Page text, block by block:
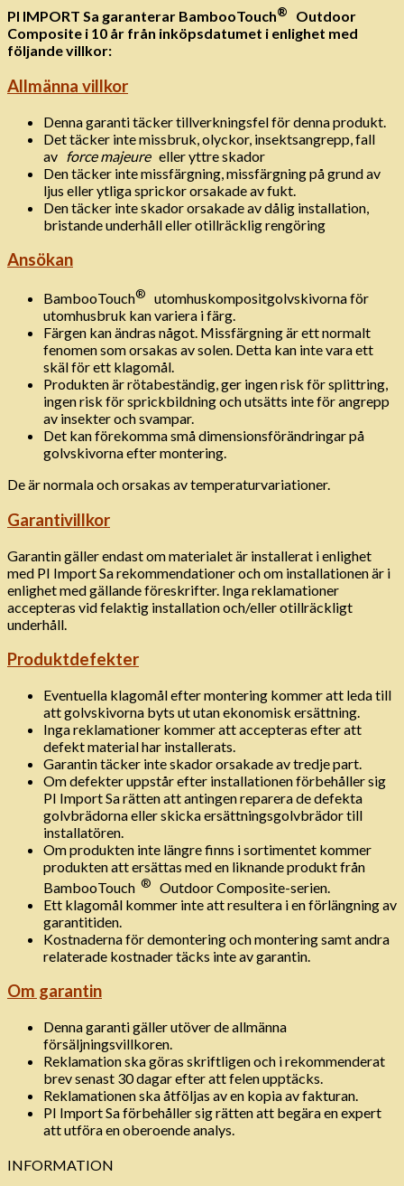
PI IMPORT Sa garanterar BambooTouch®
Outdoor
Composite i 10 år från inköpsdatumet i enlighet med
följande villkor:
Allmänna villkor
Denna garanti täcker tillverkningsfel för denna produkt.
Det täcker inte missbruk, olyckor, insektsangrepp, fall
av force majeure eller yttre skador
Den täcker inte missfärgning, missfärgning på grund av
ljus eller ytliga sprickor orsakade av fukt.
Den täcker inte skador orsakade av dålig installation,
bristande underhåll eller otillräcklig rengöring
Ansökan
BambooTouch®
utomhuskompositgolvskivorna för
utomhusbruk kan variera i färg.
Färgen kan ändras något. Missfärgning är ett normalt
fenomen som orsakas av solen. Detta kan inte vara ett
skäl för ett klagomål.
Produkten är rötabeständig, ger ingen risk för splittring,
ingen risk för sprickbildning och utsätts inte för angrepp
av insekter och svampar.
Det kan förekomma små dimensionsförändringar på
golvskivorna efter montering.
De är normala och orsakas av temperaturvariationer.
Garantivillkor
Garantin gäller endast om materialet är installerat i enlighet
med PI Import Sa rekommendationer och om installationen är i
enlighet med gällande föreskrifter. Inga reklamationer
accepteras vid felaktig installation och/eller otillräckligt
underhåll.
Produktdefekter
Eventuella klagomål efter montering kommer att leda till
att golvskivorna byts ut utan ekonomisk ersättning.
Inga reklamationer kommer att accepteras efter att
defekt material har installerats.
Garantin täcker inte skador orsakade av tredje part.
Om defekter uppstår efter installationen förbehåller sig
PI Import Sa rätten att antingen reparera de defekta
golvbrädorna eller skicka ersättningsgolvbrädor till
installatören.
Om produkten inte längre finns i sortimentet kommer
produkten att ersättas med en liknande produkt från
BambooTouch ®
Outdoor Composite-serien.
Ett klagomål kommer inte att resultera i en förlängning av
garantitiden.
Kostnaderna för demontering och montering samt andra
relaterade kostnader täcks inte av garantin.
Om garantin
Denna garanti gäller utöver de allmänna
försäljningsvillkoren.
Reklamation ska göras skriftligen och i rekommenderat
brev senast 30 dagar efter att felen upptäcks.
Reklamationen ska åtföljas av en kopia av fakturan.
PI Import Sa förbehåller sig rätten att begära en expert
att utföra en oberoende analys.
INFORMATION